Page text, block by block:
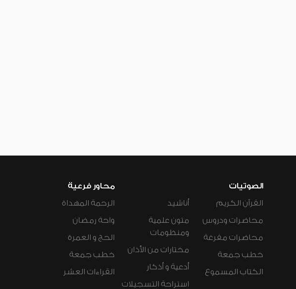
الصوتيات
القرآن الكريم
محاضرات ودروس
محاضرات مفرغة
خطب جمعة
الكتاب المسموع
أناشيد
متون علمية
ومنظومات
مختارات من الأذان
أدعية و أذكار
استراحة التسجيلات
محاور فرعية
الرحمة المهداة
واحة رمضان
الحج و العمرة
خطب جمعة
القراءات العشر